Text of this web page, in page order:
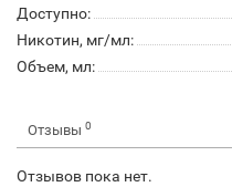
Доступно:
Никотин, мг/мл:
Объем, мл:
Отзывы 0
Отзывов пока нет.